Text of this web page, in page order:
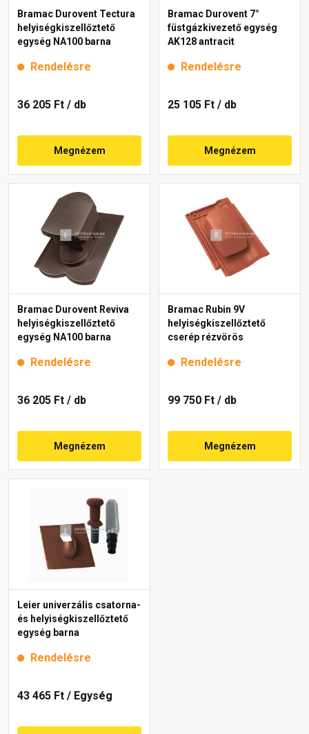
Bramac Durovent Tectura
helyiségkiszellőztető
egység NA100 barna
Rendelésre
36 205 Ft / db
Megnézem
Bramac Durovent 7°
füstgázkivezető egység
AK128 antracit
Rendelésre
25 105 Ft / db
Megnézem
Bramac Durovent Reviva
helyiségkiszellőztető
egység NA100 barna
Rendelésre
36 205 Ft / db
Megnézem
Bramac Rubin 9V
helyiségkiszellőztető
cserép rézvörös
Rendelésre
99 750 Ft / db
Megnézem
Leier univerzális csatorna-
és helyiségkiszellőztető
egység barna
Rendelésre
43 465 Ft / Egység